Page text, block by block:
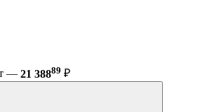
— 21 38889 ₽